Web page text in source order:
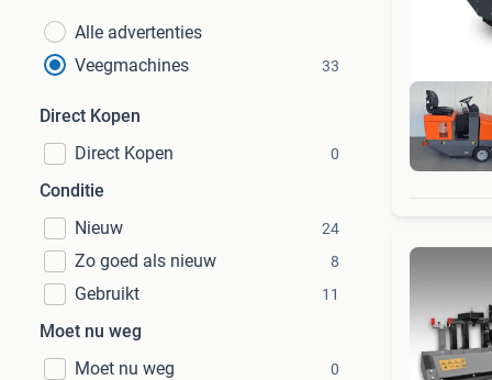
Alle advertenties
Veegmachines
33
Direct Kopen
Direct Kopen
0
Conditie
Nieuw
24
Zo goed als nieuw 8
Gebruikt 11
Moet nu weg
Moet nu weg
0